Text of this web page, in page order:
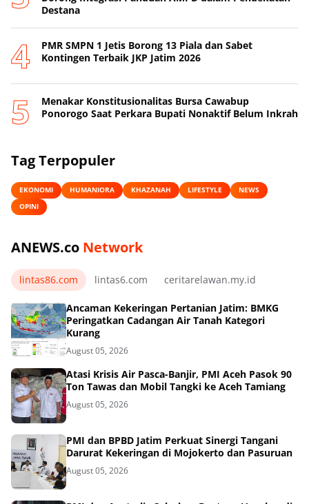
Destana
PMR SMPN 1 Jetis Borong 13 Piala dan Sabet
Kontingen Terbaik JKP Jatim 2026
Menakar Konstitusionalitas Bursa Cawabup
Ponorogo Saat Perkara Bupati Nonaktif Belum Inkrah
Tag Terpopuler
EKONOMI HUMANIORA KHAZANAH LIFESTYLE
NEWS
OPINI
ANEWS.co Network
lintas86.com lintas6.com ceritarelawan.my.id
Ancaman Kekeringan Pertanian Jatim: BMKG
Peringatkan Cadangan Air Tanah Kategori
Kurang
August 05, 2026
Atasi Krisis Air Pasca-Banjir, PMI Aceh Pasok 90
Ton Tawas dan Mobil Tangki ke Aceh Tamiang
August 05, 2026
PMI dan BPBD Jatim Perkuat Sinergi Tangani
Darurat Kekeringan di Mojokerto dan Pasuruan
August 05, 2026